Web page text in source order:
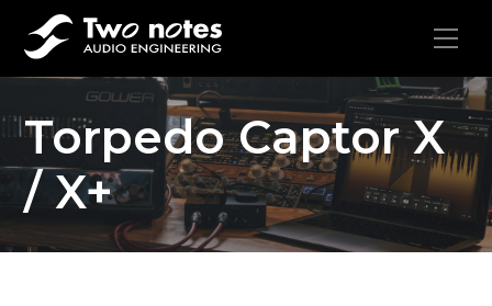
Torpedo Captor X
/ X+